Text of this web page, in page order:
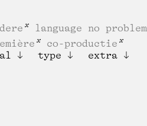
language no problem
co-productie
type extra